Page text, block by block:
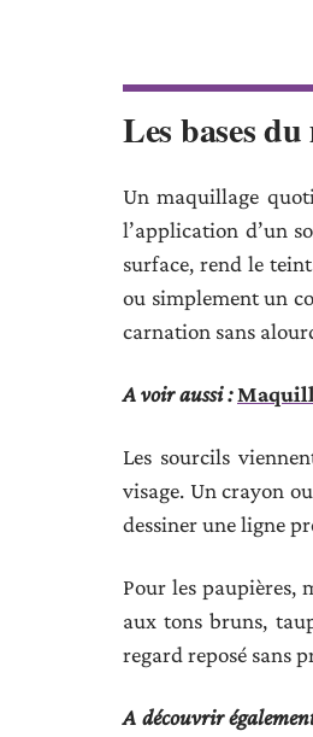
Les bases
Un maquillage
l’application d’un
surface, rend le
ou simplement un
carnation sans
A voir aussi :
Les sourcils
visage. Un crayon
dessiner une ligne
Pour les paupières,
aux tons bruns,
regard reposé sans
A découvrir